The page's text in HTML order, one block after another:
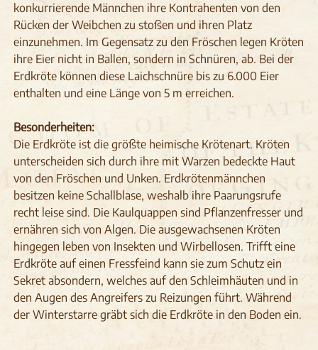
konkurrierende Männchen ihre Kontrahenten von den
Rücken der Weibchen zu stoßen und ihren Platz
einzunehmen. Im Gegensatz zu den Fröschen legen Kröten
ihre Eier nicht in Ballen, sondern in Schnüren, ab. Bei der
Erdkröte können diese Laichschnüre bis zu 6.000 Eier
enthalten und eine Länge von 5 m erreichen.
Besonderheiten:
Die Erdkröte ist die größte heimische Krötenart. Kröten
unterscheiden sich durch ihre mit Warzen bedeckte Haut
von den Fröschen und Unken. Erdkrötenmännchen
besitzen keine Schallblase, weshalb ihre Paarungsrufe
recht leise sind. Die Kaulquappen sind Pflanzenfresser und
ernähren sich von Algen. Die ausgewachsenen Kröten
hingegen leben von Insekten und Wirbellosen. Trifft eine
Erdkröte auf einen Fressfeind kann sie zum Schutz ein
Sekret absondern, welches auf den Schleimhäuten und in
den Augen des Angreifers zu Reizungen führt. Während
der Winterstarre gräbt sich die Erdkröte in den Boden ein.